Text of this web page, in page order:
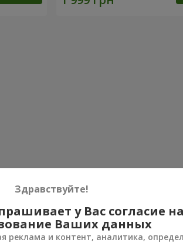
Здравствуйте!
у Вас согласие на
Ваших данных
реклама и контент, аналитика,